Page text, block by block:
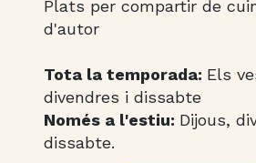
Plats per compartir de
d'autor
Tota la temporada: Els
divendres i dissabte
Només a l'estiu: Dijous,
dissabte.